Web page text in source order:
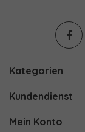
Kategorien
Kundendienst
Mein Konto